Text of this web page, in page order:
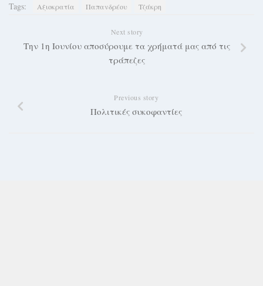
Tags: Αξιοκρατία Παπανδρέου Τζάκρη
Next story
Την 1η Ιουνίου αποσύρουμε τα χρήματά μας από τις
τράπεζες
Previous story
Πολιτικές συκοφαντίες